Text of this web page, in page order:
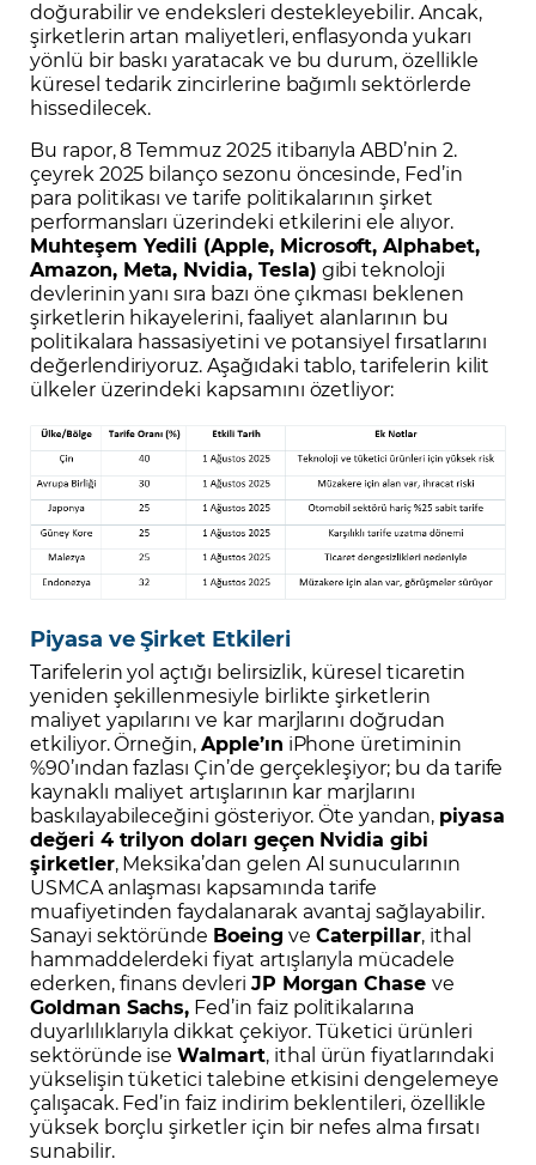
doğurabilir ve endeksleri destekleyebilir. Ancak,
şirketlerin artan maliyetleri, enflasyonda yukarı
yönlü bir baskı yaratacak ve bu durum, özellikle
küresel tedarik zincirlerine bağımlı sektörlerde
hissedilecek.
Bu rapor, 8 Temmuz 2025 itibarıyla ABD’nin 2.
çeyrek 2025 bilanço sezonu öncesinde, Fed’in
para politikası ve tarife politikalarının şirket
performansları üzerindeki etkilerini ele alıyor.
Muhteşem Yedili (Apple, Microsoft,Alphabet,
Amazon, Meta, Nvidia, Tesla) gibi teknoloji
devlerinin yanı sıra bazı öne çıkması beklenen
şirketlerin hikayelerini, faaliyet alanlarının bu
politikalara hassasiyetini ve potansiyel fırsatlarını
değerlendiriyoruz. Aşağıdaki tablo, tarifelerin kilit
ülkeler üzerindeki kapsamını özetliyor:
Piyasa ve Şirket Etkileri
Tarifelerin yol açtığı belirsizlik, küresel ticaretin
yeniden şekillenmesiyle birlikte şirketlerin
maliyet yapılarını ve kar marjlarını doğrudan
etkiliyor. Örneğin,Apple’ın iPhone üretiminin
%90’ından fazlası Çin’de gerçekleşiyor; bu da tarife
kaynaklı maliyet artışlarının kar marjlarını
baskılayabileceğini gösteriyor. Öte yandan, piyasa
değeri 4 trilyon doları geçen Nvidia gibi
şirketler, Meksika’dan gelen AI sunucularının
USMCA anlaşması kapsamında tarife
muafiyetinden faydalanarak avantaj sağlayabilir.
Sanayi sektöründe Boeing ve Caterpillar, ithal
hammaddelerdeki fiyat artışlarıyla mücadele
ederken, finans devleri JP Morgan Chaseve
Goldman Sachs, Fed’in faiz politikalarına
duyarlılıklarıyla dikkat çekiyor. Tüketici ürünleri
sektöründe iseWalmart, ithal ürün fiyatlarındaki
yükselişin tüketici talebine etkisini dengelemeye
çalışacak. Fed’in faiz indirim beklentileri, özellikle
yüksek borçlu şirketler için bir nefes alma fırsatı
sunabilir.